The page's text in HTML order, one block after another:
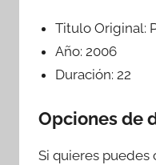
Titulo Original:
Año: 2006
Duración: 22
Opciones de
Si quieres